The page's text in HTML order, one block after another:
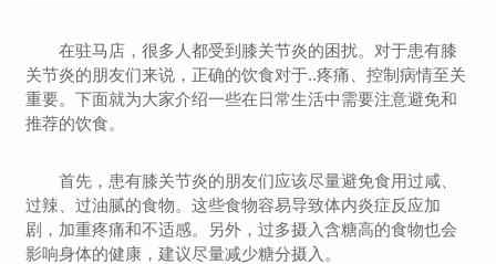
在驻马店，很多人都受到膝关节炎的困扰。对于患有膝
关节炎的朋友们来说，正确的饮食对于..疼痛、控制病情至关
重要。下面就为大家介绍一些在日常生活中需要注意避免和
推荐的饮食。
首先，患有膝关节炎的朋友们应该尽量避免食用过咸、
过辣、过油腻的食物。这些食物容易导致体内炎症反应加
剧，加重疼痛和不适感。另外，过多摄入含糖高的食物也会
影响身体的健康，建议尽量减少糖分摄入。